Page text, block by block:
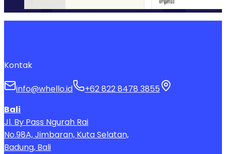
Kontak
info@whello.id
+62 822 8478 3855
Bali
Jl. By Pass Ngurah Rai
No.98A, Jimbaran, Kuta Selatan,
Badung, Bali